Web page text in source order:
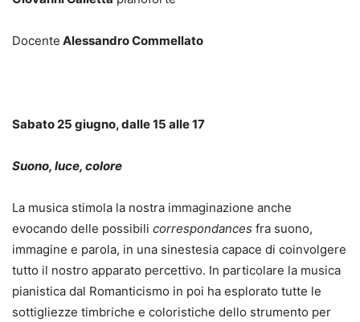
Docente Alessandro Commellato
Sabato 25 giugno, dalle 15 alle 17
Suono, luce, colore
La musica stimola la nostra immaginazione anche
evocando delle possibili correspondances fra suono,
immagine e parola, in una sinestesia capace di coinvolgere
tutto il nostro apparato percettivo. In particolare la musica
pianistica dal Romanticismo in poi ha esplorato tutte le
sottigliezze timbriche e coloristiche dello strumento per